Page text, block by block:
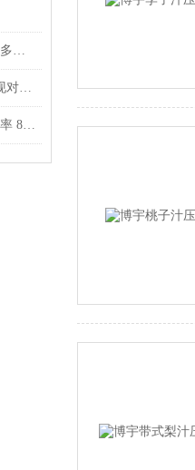
周边传动刮吸泥机工作原理你了解多少？
4个过程，地埋式污水处理设备实现对污水的处理
超高压叠层污泥脱水机，污泥含水率 85%→45% 以下，解锁深度脱水新方案！